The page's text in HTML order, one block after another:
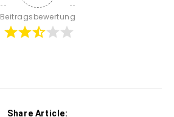
Beitragsbewertung
Share Article: